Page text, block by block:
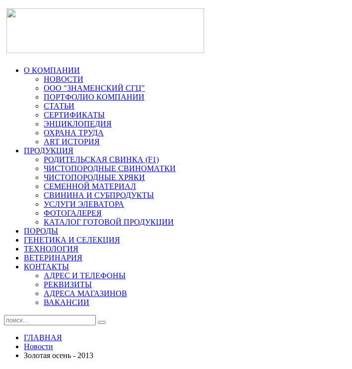
О КОМПАНИИ
НОВОСТИ
ООО "ЗНАМЕНСКИЙ СГЦ"
ПОРТФОЛИО КОМПАНИИ
СТАТЬИ
СЕРТИФИКАТЫ
ЭНЦИКЛОПЕДИЯ
ОХРАНА ТРУДА
ART ИСТОРИЯ
ПРОДУКЦИЯ
РОДИТЕЛЬСКАЯ СВИНКА (F1)
ЧИСТОПОРОДНЫЕ СВИНОМАТКИ
ЧИСТОПОРОДНЫЕ ХРЯКИ
СЕМЕННОЙ МАТЕРИАЛ
СВИНИНА И СУБПРОДУКТЫ
УСЛУГИ ЭЛЕВАТОРА
ФОТОГАЛЕРЕЯ
КАТАЛОГ ГОТОВОЙ ПРОДУКЦИИ
ПОРОДЫ
ГЕНЕТИКА И СЕЛЕКЦИЯ
ТЕХНОЛОГИЯ
ВЕТЕРИНАРИЯ
КОНТАКТЫ
АДРЕС И ТЕЛЕФОНЫ
РЕКВИЗИТЫ
АДРЕСА МАГАЗИНОВ
ВАКАНСИИ
ГЛАВНАЯ
Новости
Золотая осень - 2013